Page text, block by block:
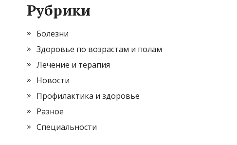
Рубрики
Болезни
Здоровье по возрастам и полам
Лечение и терапия
Новости
Профилактика и здоровье
Разное
Специальности